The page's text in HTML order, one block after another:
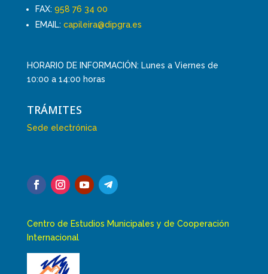
FAX: 958 76 34 00
EMAIL: capileira@dipgra.es
HORARIO DE INFORMACIÓN: Lunes a Viernes de
10:00 a 14:00 horas
TRÁMITES
Sede electrónica
Centro de Estudios Municipales y de Cooperación
Internacional